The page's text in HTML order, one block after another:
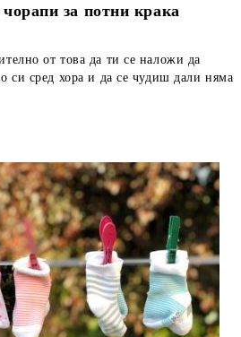
за потни крака
от това да ти се наложи да
си сред хора и да се чудиш дали няма